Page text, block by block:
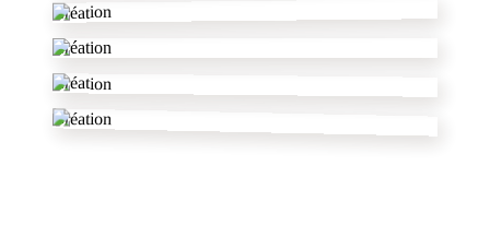
Création
Création
Création
Création